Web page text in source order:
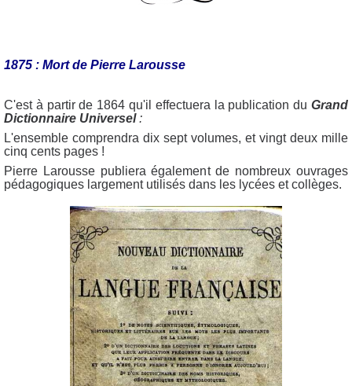
1875 : Mort de Pierre Larousse
C'est à partir de 1864 qu'il effectuera la publication du Grand
Dictionnaire Universel:
L'ensemble comprendra dix sept volumes, et vingt deux mille
cinq cents pages !
Pierre Larousse publiera également de nombreux ouvrages
pédagogiques largement utilisés dans les lycées et collèges.